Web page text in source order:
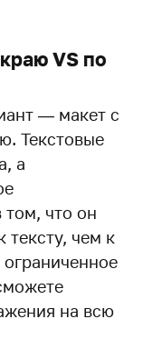
VS по
— макет с
Текстовые
а
том, что он
тексту, чем к
на всю